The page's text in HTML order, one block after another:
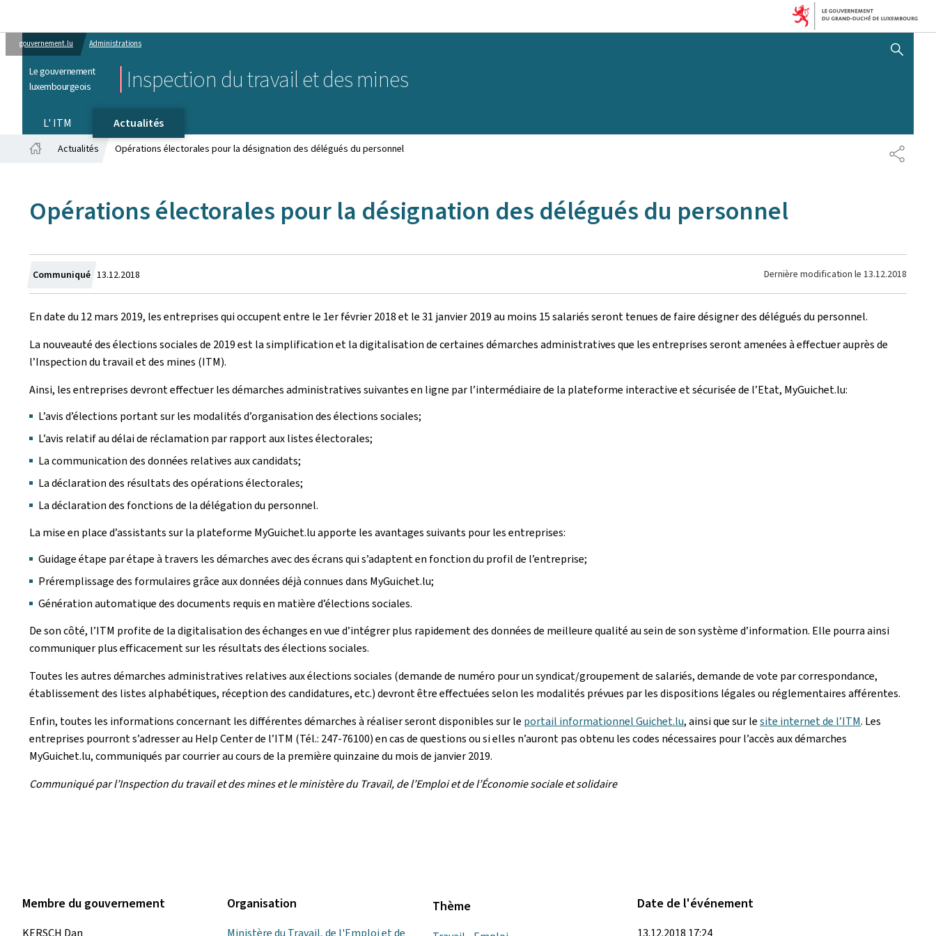
gouvernement.lu Administrations
Le gouvernement
luxembourgeois
Inspection du travail et des mines
AFFICHER / MASQUER
L' ITM
Actualités
Actualités Opérations électorales pour la désignation des délégués du personnel
Opérations électorales pour la désignation des délégués du personnel
Communiqué Crée
le
13.12.2018 Dernière modification le 13.12.2018
En date du 12 mars 2019, les entreprises qui occupent entre le 1er février 2018 et le 31 janvier 2019 au moins 15 salariés seront tenues de faire désigner des délégués du personnel.
La nouveauté des élections sociales de 2019 est la simplification et la digitalisation de certaines démarches administratives que les entreprises seront amenées à effectuer auprès de
l’Inspection du travail et des mines (ITM).
Ainsi, les entreprises devront effectuer les démarches administratives suivantes en ligne par l’intermédiaire de la plateforme interactive et sécurisée de l’Etat, MyGuichet.lu:
L’avis d’élections portant sur les modalités d’organisation des élections sociales;
L’avis relatif au délai de réclamation par rapport aux listes électorales;
La communication des données relatives aux candidats;
La déclaration des résultats des opérations électorales;
La déclaration des fonctions de la délégation du personnel.
La mise en place d’assistants sur la plateforme MyGuichet.lu apporte les avantages suivants pour les entreprises:
Guidage étape par étape à travers les démarches avec des écrans qui s’adaptent en fonction du profil de l’entreprise;
Préremplissage des formulaires grâce aux données déjà connues dans MyGuichet.lu;
Génération automatique des documents requis en matière d’élections sociales.
De son côté, l’ITM profite de la digitalisation des échanges en vue d’intégrer plus rapidement des données de meilleure qualité au sein de son système d’information. Elle pourra ainsi
communiquer plus efficacement sur les résultats des élections sociales.
Toutes les autres démarches administratives relatives aux élections sociales (demande de numéro pour un syndicat/groupement de salariés, demande de vote par correspondance,
établissement des listes alphabétiques, réception des candidatures, etc.) devront être effectuées selon les modalités prévues par les dispositions légales ou réglementaires afférentes.
Enfin, toutes les informations concernant les différentes démarches à réaliser seront disponibles sur le portail informationnel Guichet.lu, ainsi que sur lesite internet de l’ITM. Les
entreprises pourront s’adresser au Help Center de l’ITM (Tél.: 247-76100) en cas de questions ou si elles n’auront pas obtenu les codes nécessaires pour l’accès aux démarches
MyGuichet.lu, communiqués par courrier au cours de la première quinzaine du mois de janvier 2019.
Communiqué par l’Inspection du travail et des mines et le ministère du Travail, de l’Emploi et de l’Économie sociale et solidaire
Membre du gouvernement
KERSCH Dan
Organisation
Ministère du Travail, de l'Emploi et de
Thème Date de l'événement
13.12.2018 17:24